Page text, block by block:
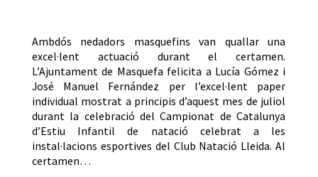
Ambdós nedadors masquefins van quallar una
excel·lent actuació durant el certamen.
L’Ajuntament de Masquefa felicita a Lucía Gómez i
José Manuel Fernández per l’excel·lent paper
individual mostrat a principis d’aquest mes de juliol
durant la celebració del Campionat de Catalunya
d’Estiu Infantil de natació celebrat a les
instal·lacions esportives del Club Natació Lleida. Al
certamen…